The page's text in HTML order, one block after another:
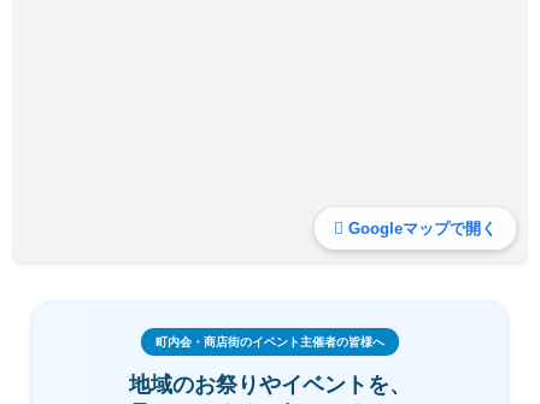
Googleマップで開く
町内会・商店街のイベント主催者の皆様へ
地域のお祭りやイベントを、